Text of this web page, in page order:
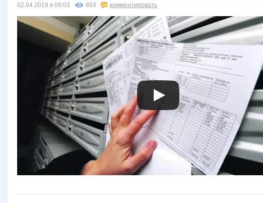
02.04.2019 в 09:03 893 комментировать